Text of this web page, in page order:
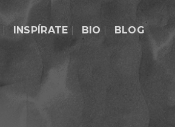
INSPÍRATE BIO BLOG